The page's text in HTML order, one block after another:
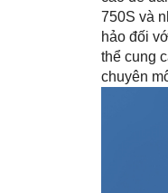
750S và
hảo đối
thể cung
chuyên